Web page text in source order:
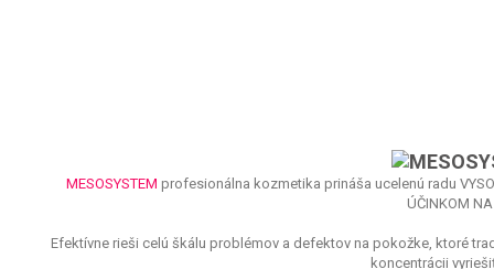
MESOSYSTEM profesionálna kozmetika prináša ucelenú radu
ÚČINKOM
Efektívne rieši celú škálu problémov a defektov na pokožke, ktoré
koncentrácii